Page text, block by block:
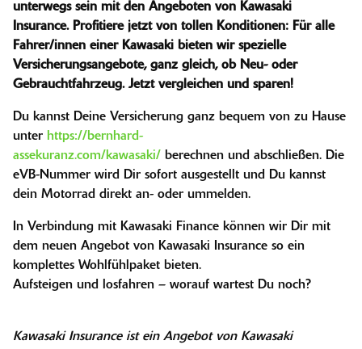
unterwegs sein mit den Angeboten von Kawasaki
Insurance. Profitiere jetzt von tollen Konditionen: Für alle
Fahrer/innen einer Kawasaki bieten wir spezielle
Versicherungsangebote, ganz gleich, ob Neu- oder
Gebrauchtfahrzeug. Jetzt vergleichen und sparen!
Du kannst Deine Versicherung ganz bequem von zu Hause
unter https://bernhard-
assekuranz.com/kawasaki/ berechnen und abschließen. Die
eVB-Nummer wird Dir sofort ausgestellt und Du kannst
dein Motorrad direkt an- oder ummelden.
In Verbindung mit Kawasaki Finance können wir Dir mit
dem neuen Angebot von Kawasaki Insurance so ein
komplettes Wohlfühlpaket bieten.
Aufsteigen und losfahren – worauf wartest Du noch?
Kawasaki Insurance ist ein Angebot von Kawasaki